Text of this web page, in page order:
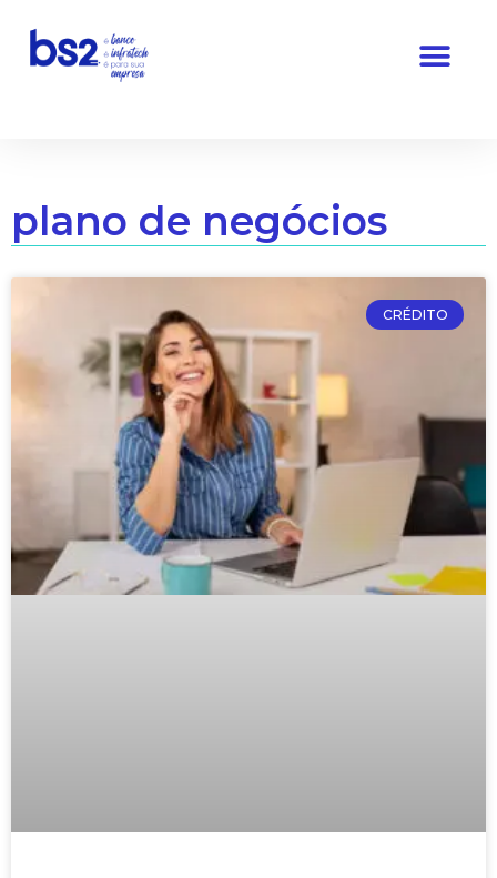
Pular
plano de negócios
CRÉDITO